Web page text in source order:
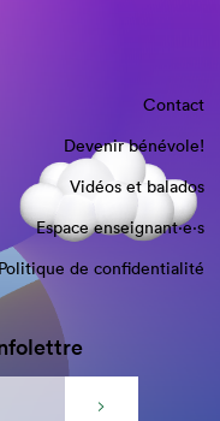
Contact
Devenir bénévole!
Vidéos et balados
Espace enseignant·e⋅s
Politique de confidentialité